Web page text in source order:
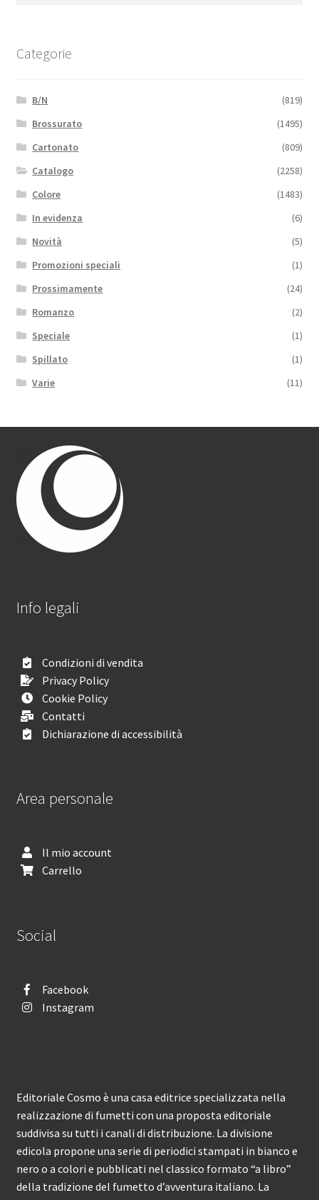
Categorie
B/N
(819)
Brossurato
(1495)
Cartonato
(809)
Catalogo
(2258)
Colore
(1483)
In evidenza
(6)
Novità
(5)
Promozioni speciali
(1)
Prossimamente
(24)
Romanzo
(2)
Speciale
(1)
Spillato
(1)
Varie
(11)
Info legali
Condizioni di vendita
Privacy Policy
Cookie Policy
Contatti
Dichiarazione di accessibilità
Area personale
Il mio account
Carrello
Social
Facebook
Instagram
Editoriale Cosmo è una casa editrice specializzata nella
realizzazione di fumetti con una proposta editoriale
suddivisa su tutti i canali di distribuzione. La divisione
edicola propone una serie di periodici stampati in bianco e
nero o a colori e pubblicati nel classico formato “a libro”
della tradizione del fumetto d’avventura italiano. La